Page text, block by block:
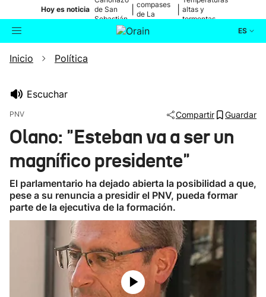
Hoy es noticia de San
Sebastián
compases
de La
altas y
tormentas
ES
Buscador
Ikusmiran
Eguraldia
Inicio Política
Escuchar
PNV Compartir Guardar
Olano: "Esteban va a ser un
magnífico presidente"
El parlamentario ha dejado abierta la posibilidad a que,
pese a su renuncia a presidir el PNV, pueda formar
parte de la ejecutiva de la formación.